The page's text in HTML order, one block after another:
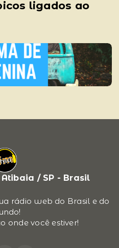
ligados ao
/ SP - Brasil
rádio web do Brasil e do
onde você estiver!